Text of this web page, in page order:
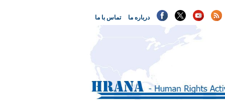
تماس با ما درباره ما